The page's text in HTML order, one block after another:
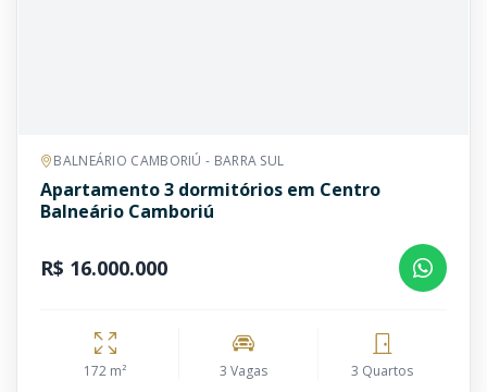
BALNEÁRIO CAMBORIÚ - BARRA SUL
Apartamento 3 dormitórios em Centro
Balneário Camboriú
R$ 16.000.000
172 m² 3 Vagas 3 Quartos